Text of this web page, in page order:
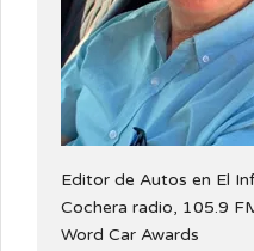
Editor de Autos en El
Cochera radio, 105.9
Word Car Awards